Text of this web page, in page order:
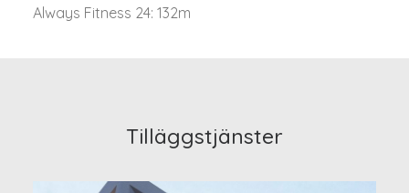
Always Fitness 24: 132m
Tilläggstjänster